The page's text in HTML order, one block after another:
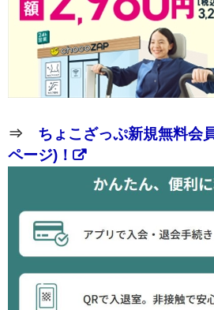
⇒ ちょこざっぷ新規無料会
ページ)！